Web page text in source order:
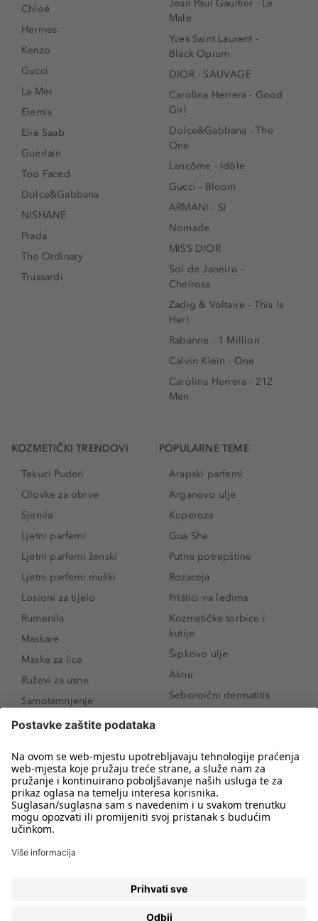
Chloé
Hermes
Kenzo
Gucci
La Mer
Elemis
Elie Saab
Guerlain
Too Faced
Dolce&Gabbana
NISHANE
Prada
The Ordinary
Trussardi
Jean Paul Gaultier - Le
Male
Yves Saint Laurent -
Black Opium
DIOR - SAUVAGE
Carolina Herrera - Good
Girl
Dolce&Gabbana - The
One
Lancôme - Idôle
Gucci - Bloom
ARMANI - Sì
Nomade
MISS DIOR
Sol de Janeiro -
Cheirosa
Zadig & Voltaire - This Is
Her!
Rabanne - 1 Million
Calvin Klein - One
Carolina Herrera - 212
Men
KOZMETIČKI TRENDOVI
Tekuci Puderi
Olovke za obrve
Sjenila
Ljetni parfemi
Ljetni parfemi ženski
Ljetni parfemi muški
Losioni za tijelo
Rumenila
Maskare
Maske za lice
Ruževi za usne
Samotamnjenje
Puderi
Proizvodi za obrve
Sunce i zaštita
Serumi za lice
Proizvodi za čišćenje lica
POPULARNE TEME
Arapski parfemi
Arganovo ulje
Kuperoza
Gua Sha
Putne potrepštine
Rozaceja
Prištići na leđima
Kozmetičke torbice i
kutije
Šipkovo ulje
Akne
Seboroični dermatitis
Novo
Koji mi parfem
odgovara?
Kako našminkati oči da
Kako ukloniti mitesere